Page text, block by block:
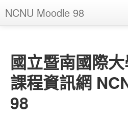
NCNU Moodle 98
國立暨南國際
課程資訊網
98